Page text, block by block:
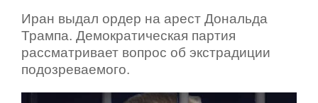
Иран выдал ордер на арест Дональда
Трампа. Демократическая партия
рассматривает вопрос об экстрадиции
подозреваемого.